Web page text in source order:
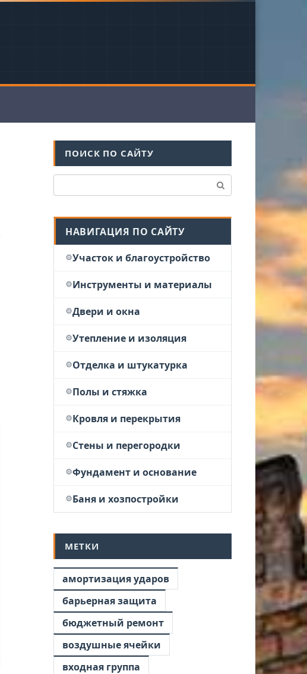
ПОИСК ПО САЙТУ
НАВИГАЦИЯ ПО САЙТУ
Участок и благоустройство
Инструменты и материалы
Двери и окна
Утепление и изоляция
Отделка и штукатурка
Полы и стяжка
Кровля и перекрытия
Стены и перегородки
Фундамент и основание
Баня и хозпостройки
МЕТКИ
амортизация ударов
барьерная защита
бюджетный ремонт
воздушные ячейки
входная группа